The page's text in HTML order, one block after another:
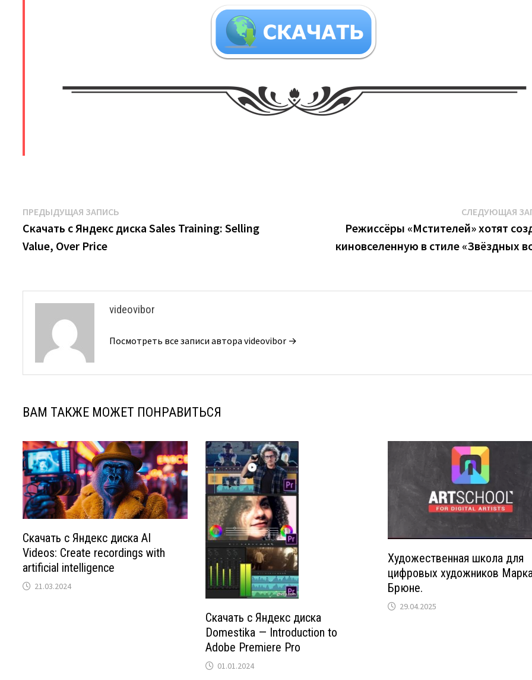
Навигация
по
записям
ПРЕДЫДУЩАЯ ЗАПИСЬ
запись:
Скачать с Яндекс диска Sales Training: Selling
Value, Over Price
СЛЕДУЮЩАЯ
Режиссёры «Мстителей» хотят
киновселенную в стиле «Звёздных
videovibor
Посмотреть все записи автора videovibor →
ВАМ ТАКЖЕ МОЖЕТ ПОНРАВИТЬСЯ
Скачать с Яндекс диска AI
Videos: Create recordings with
artificial intelligence
21.03.2024
Скачать с Яндекс диска
Domestika — Introduction to
Adobe Premiere Pro
01.01.2024
Художественная школа для
цифровых художников
Брюне.
29.04.2025